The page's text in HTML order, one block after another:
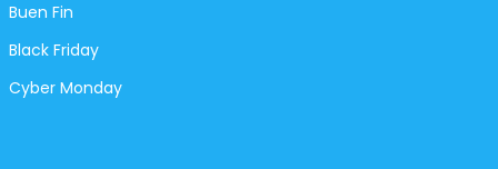
Buen Fin
Black Friday
Cyber Monday